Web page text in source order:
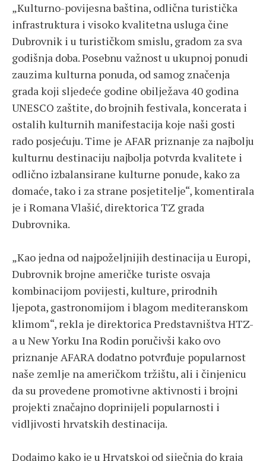
„Kulturno-povijesna baština, odlična turistička
infrastruktura i visoko kvalitetna usluga čine
Dubrovnik i u turističkom smislu, gradom za sva
godišnja doba. Posebnu važnost u ukupnoj ponudi
zauzima kulturna ponuda, od samog značenja
grada koji sljedeće godine obilježava 40 godina
UNESCO zaštite, do brojnih festivala, koncerata i
ostalih kulturnih manifestacija koje naši gosti
rado posjećuju. Time je AFAR priznanje za najbolju
kulturnu destinaciju najbolja potvrda kvalitete i
odlično izbalansirane kulturne ponude, kako za
domaće, tako i za strane posjetitelje“, komentirala
je i Romana Vlašić, direktorica TZ grada
Dubrovnika.
„Kao jedna od najpoželjnijih destinacija u Europi,
Dubrovnik brojne američke turiste osvaja
kombinacijom povijesti, kulture, prirodnih
ljepota, gastronomijom i blagom mediteranskom
klimom“, rekla je direktorica Predstavništva HTZ-
a u New Yorku Ina Rodin poručivši kako ovo
priznanje AFARA dodatno potvrđuje popularnost
naše zemlje na američkom tržištu, ali i činjenicu
da su provedene promotivne aktivnosti i brojni
projekti značajno doprinijeli popularnosti i
vidljivosti hrvatskih destinacija.
Dodajmo kako je u Hrvatskoj od siječnja do kraja